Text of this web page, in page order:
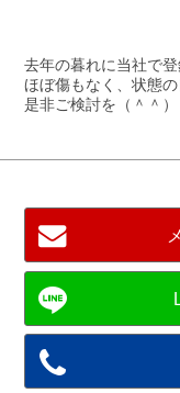
去年の暮れに当社で
ほぼ傷もなく、状態
是非ご検討を（＾＾）